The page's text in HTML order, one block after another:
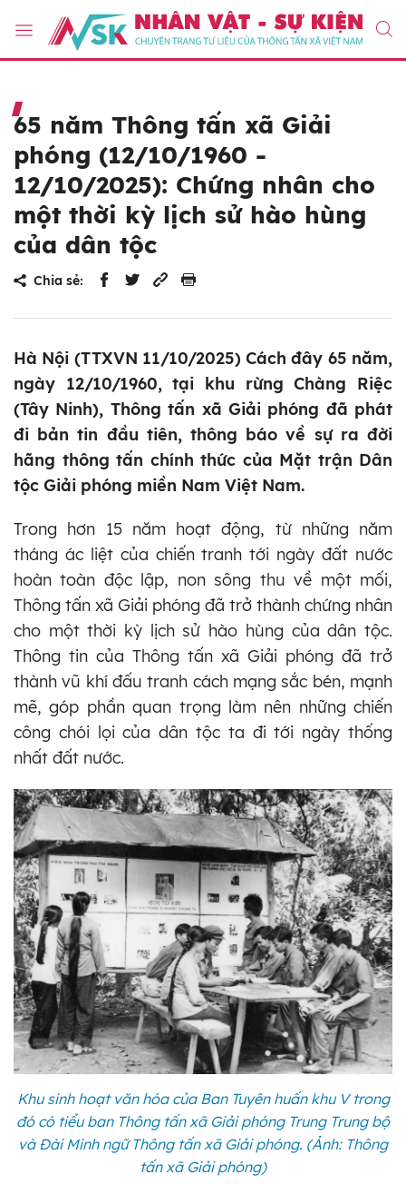
65 năm Thông tấn xã Giải
phóng (12/10/1960 -
12/10/2025): Chứng nhân cho
một thời kỳ lịch sử hào hùng
của dân tộc
Chia sẻ:
Hà Nội (TTXVN 11/10/2025) Cách đây 65 năm,
ngày 12/10/1960, tại khu rừng Chàng Riệc
(Tây Ninh), Thông tấn xã Giải phóng đã phát
đi bản tin đầu tiên, thông báo về sự ra đời
hãng thông tấn chính thức của Mặt trận Dân
tộc Giải phóng miền Nam Việt Nam.
Trong hơn 15 năm hoạt động, từ những năm
tháng ác liệt của chiến tranh tới ngày đất nước
hoàn toàn độc lập, non sông thu về một mối,
Thông tấn xã Giải phóng đã trở thành chứng nhân
cho một thời kỳ lịch sử hào hùng của dân tộc.
Thông tin của Thông tấn xã Giải phóng đã trở
thành vũ khí đấu tranh cách mạng sắc bén, mạnh
mẽ, góp phần quan trọng làm nên những chiến
công chói lọi của dân tộc ta đi tới ngày thống
nhất đất nước.
Khu sinh hoạt văn hóa của Ban Tuyên huấn khu V trong
đó có tiểu ban Thông tấn xã Giải phóng Trung Trung bộ
và Đài Minh ngữ Thông tấn xã Giải phóng. (Ảnh: Thông
tấn xã Giải phóng)